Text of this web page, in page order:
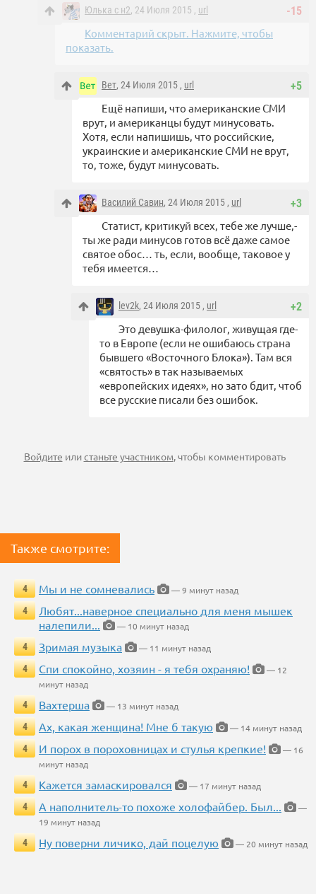
-15
Юлька с н2, 24 Июля 2015 , url
Комментарий скрыт. Нажмите, чтобы
показать.
+5
Вет, 24 Июля 2015 , url
Ещё напиши, что американские СМИ
врут, и американцы будут минусовать.
Хотя, если напишишь, что российские,
украинские и американские СМИ не врут,
то, тоже, будут минусовать.
+3
Василий Савин, 24 Июля 2015 , url
Статист, критикуй всех, тебе же лучше,-
ты же ради минусов готов всё даже самое
святое обос… ть, если, вообще, таковое у
тебя имеется…
+2
lev2k, 24 Июля 2015 , url
Это девушка-филолог, живущая где-
то в Европе (если не ошибаюсь страна
бывшего «Восточного Блока»). Там вся
«святость» в так называемых
«европейских идеях», но зато бдит, чтоб
все русские писали без ошибок.
Войдите илистаньте участником, чтобы комментировать
Также смотрите:
4 Мы и не сомневались
— 9 минут назад
4
Любят...наверное специально для меня мышек
налепили...
— 10 минут назад
4
Зримая музыка
— 11 минут назад
4
Спи спокойно, хозяин - я тебя охраняю!
— 12
минут назад
4
Вахтерша
— 13 минут назад
4
Ах, какая женщина! Мне б такую
— 14 минут назад
4
И порох в пороховницах и стулья крепкие!
— 16
минут назад
4
Кажется замаскировался
— 17 минут назад
4
А наполнитель-то похоже холофайбер. Был...
—
19 минут назад
4
Ну поверни личико, дай поцелую — 20 минут назад